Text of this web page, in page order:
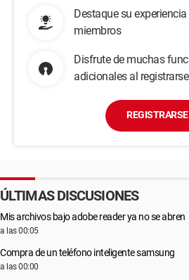
Destaque su
miembros
Disfrute de muchas
adicionales al registrarse
REGISTRARSE
ÚLTIMAS DISCUSIONES
Mis archivos bajo adobe reader ya no se abren
a las 00:05
Compra de un teléfono inteligente samsung
a las 00:00